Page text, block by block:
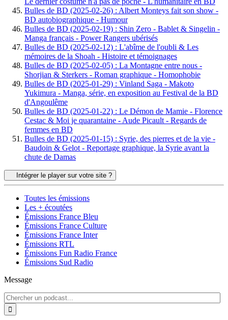
Bulles de BD (2025-02-26) : Albert Monteys fait son show -
BD autobiographique - Humour
Bulles de BD (2025-02-19) : Shin Zero - Bablet & Singelin -
Manga français - Power Rangers ubérisés
Bulles de BD (2025-02-12) : L'abîme de l'oubli & Les
mémoires de la Shoah - Histoire et témoignages
Bulles de BD (2025-02-05) : La Montagne entre nous -
Shorjian & Sterkers - Roman graphique - Homophobie
Bulles de BD (2025-01-29) : Vinland Saga - Makoto
Yukimura - Manga, série, en exposition au Festival de la BD
d'Angoulême
Bulles de BD (2025-01-22) : Le Démon de Mamie - Florence
Cestac & Moi je quarantaine - Aude Picault - Regards de
femmes en BD
Bulles de BD (2025-01-15) : Syrie, des pierres et de la vie -
Baudoin & Gelot - Reportage graphique, la Syrie avant la
chute de Damas
Intégrer le player sur votre site ?
Toutes les émissions
Les + écoutées
Émissions France Bleu
Émissions France Culture
Émissions France Inter
Émissions RTL
Émissions Fun Radio France
Émissions Sud Radio
Message